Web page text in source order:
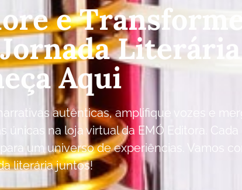
e
Literária
Aqui
autênticas, amplifique vozes e
únicas na loja virtual da EMÓ Editora.
um universo de experiências. Vamos
literária juntos!